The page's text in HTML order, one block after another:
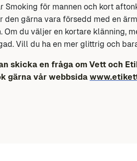
Smoking för mannen och kort
den gärna vara försedd med en
Om du väljer en kortare klänning,
Vill du ha en mer glittrig och
skicka en fråga om Vett och
gärna vår webbsida